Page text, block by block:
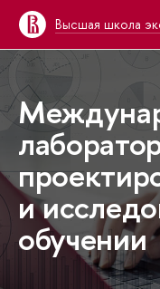
Высшая школа
и
обучении